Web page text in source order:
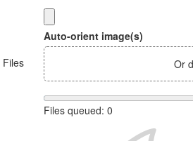
Files
Auto-orient image(s)
Or
Files queued: 0